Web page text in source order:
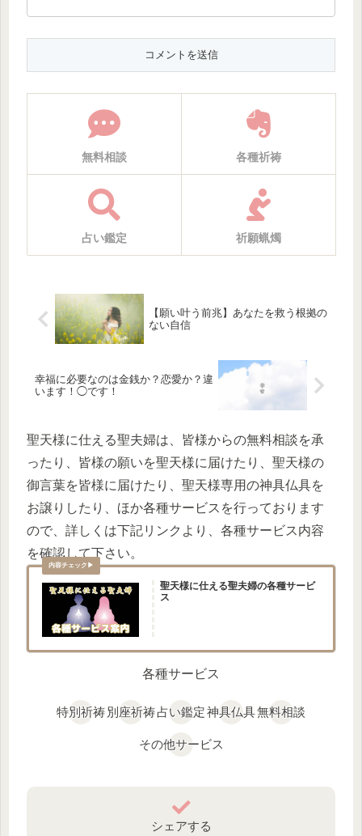
無料相談 各種祈祷
占い鑑定 祈願蝋燭
【願い叶う前兆】あなたを救う根拠の
ない自信
幸福に必要なのは金銭か？恋愛か？違
います！◯です！
聖天様に仕える聖夫婦は、皆様からの無料相談を承
ったり、皆様の願いを聖天様に届けたり、聖天様の
御言葉を皆様に届けたり、聖天様専用の神具仏具を
お譲りしたり、ほか各種サービスを行っております
ので、詳しくは下記リンクより、各種サービス内容
を確認して下さい。
聖天様に仕える聖夫婦の各種サービ
ス
各種サービス
特別祈祷別座祈祷占い鑑定神具仏具無料相談
その他サービス
シェアする